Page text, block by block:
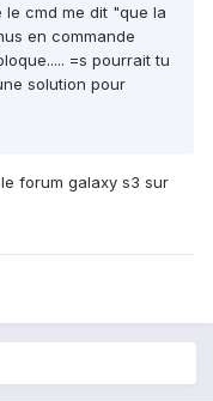
le cmd me dit "que la
en commande
=s pourrait tu
solution pour
forum galaxy s3 sur